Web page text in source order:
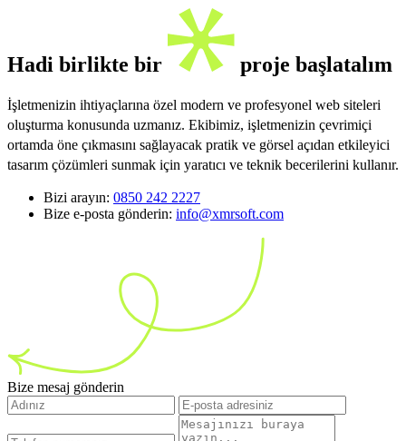
Hadi birlikte bir proje başlatalım
İşletmenizin ihtiyaçlarına özel modern ve profesyonel web siteleri
oluşturma konusunda uzmanız. Ekibimiz, işletmenizin çevrimiçi
ortamda öne çıkmasını sağlayacak pratik ve görsel açıdan etkileyici
tasarım çözümleri sunmak için yaratıcı ve teknik becerilerini kullanır.
Bizi arayın: 0850 242 2227
Bize e-posta gönderin: info@xmrsoft.com
Bize mesaj gönderin